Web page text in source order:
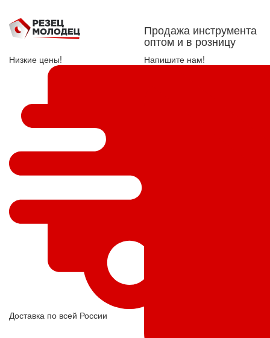
Продажа инструмента
оптом и в розницу
Низкие цены!
Доставка по всей России
Напишите нам!